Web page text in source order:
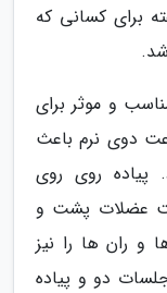
برای کسانی که
و موثر برای
دوی نرم باعث
پیاده روی روی
عضلات پشت و
و ران ها را نیز
دو و پیاده